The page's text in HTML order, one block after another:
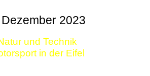
2023
und Technik
in der Eifel